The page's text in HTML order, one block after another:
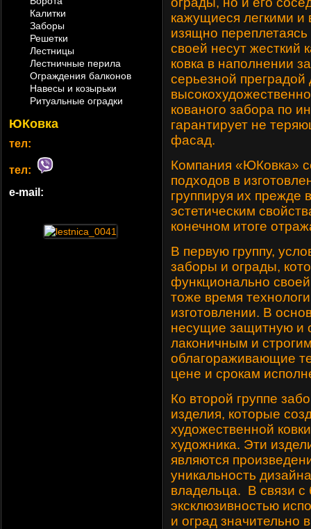
Калитки
Заборы
Решетки
Лестницы
Лестничные перила
Ограждения балконов
Навесы и козырьки
Ритуальные оградки
ЮКовка
тел:
тел:
e-mail:
кажущиеся легкими
изящно
своей несут жесткий
ковка в наполнении
серьезной
кованого забора по
гарантирует не
фасад.
Компания «ЮКовка»
подходов в
группируя их прежде
эстетическим
конечном итоге
В первую группу,
заборы и ограды,
функционально
тоже время
изготовлении. В
несущие защитную
лаконичным и
облагораживающие
цене и срокам
Ко второй группе
изделия, которые
художественной
художника. Эти
являются
уникальность
владельца. В связи
эксклюзивностью
и оград значительно